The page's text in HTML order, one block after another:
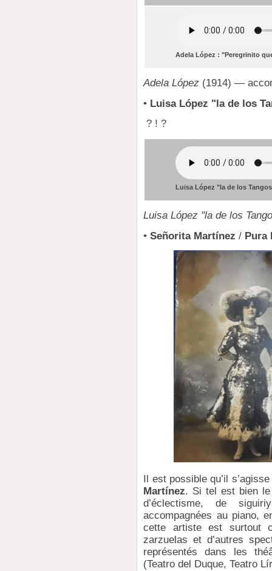
Adela López : "Peregrinito
Adela López (1914) —
• Luisa López "la de los
? ! ?
Luisa López "la de los
Luisa López "la de los
•Señorita Martínez / Pura
Il est possible qu’il
Martínez. Si tel est bien le
d’éclectisme, de
accompagnées au piano,
cette artiste est surtout
zarzuelas et d’autres
représentés dans les
(Teatro del Duque, Teatro